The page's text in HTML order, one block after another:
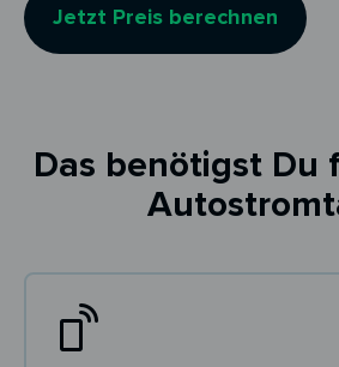
Jetzt Preis berechnen
Das benötigst Du